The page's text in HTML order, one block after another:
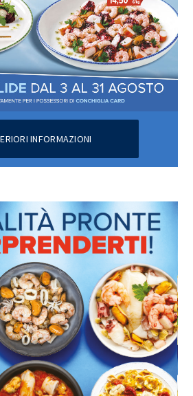
INFORMAZIONI